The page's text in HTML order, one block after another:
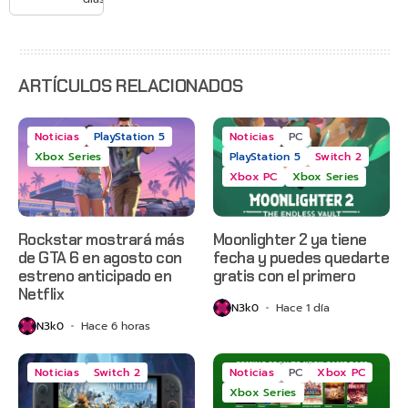
Gears of
2 y más
ARTÍCULOS RELACIONADOS
Noticias
PlayStation 5
Xbox Series
Rockstar mostrará más
de GTA 6 en agosto con
estreno anticipado en
Netflix
N3k0 Hace 6 horas
Noticias
PC
PlayStation 5
Switch 2
Xbox PC
Xbox Series
Moonlighter 2 ya tiene
fecha y puedes quedarte
gratis con el primero
N3k0 Hace 1 día
Noticias Switch 2 Noticias PC
Xbox PC
Xbox Series